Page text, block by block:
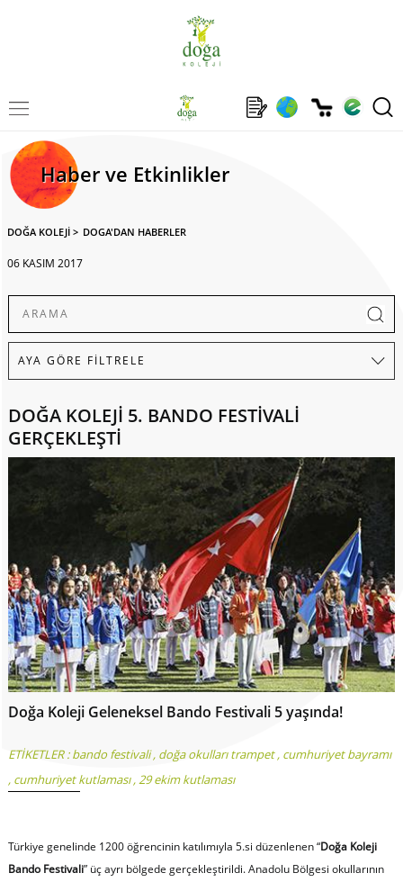
Haber ve Etkinlikler
DOĞA KOLEJİ > DOGA'DAN HABERLER
06 KASIM 2017
DOĞA KOLEJİ 5. BANDO FESTİVALİ
GERÇEKLEŞTİ
Doğa Koleji Geleneksel Bando Festivali 5 yaşında!
ETİKETLER :bando festivali, doğa okulları trampet, cumhuriyet bayramı
, cumhuriyet kutlaması,29 ekim kutlaması
Türkiye genelinde 1200 öğrencinin katılımıyla 5.si düzenlenen “Doğa Koleji
Bando Festivali” üç ayrı bölgede gerçekleştirildi. Anadolu Bölgesi okullarının